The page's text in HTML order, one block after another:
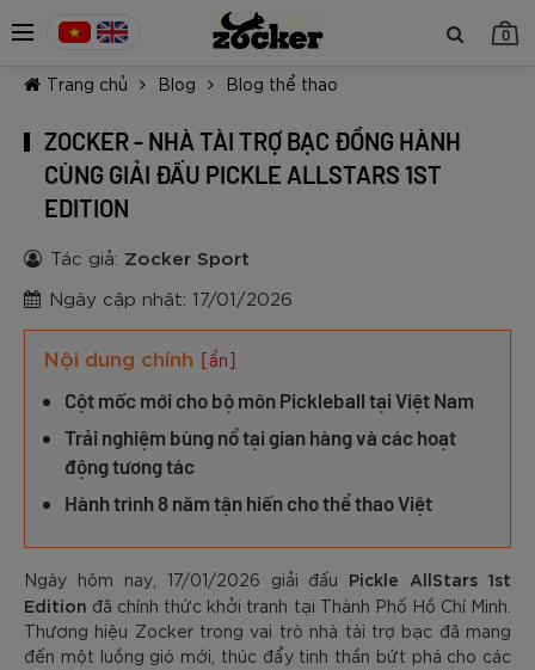
0
TIẾP TỤC MUA HÀNG
Trang chủ Blog Blog thể thao
ZOCKER - NHÀ TÀI TRỢ BẠC ĐỒNG HÀNH
CÙNG GIẢI ĐẤU PICKLE ALLSTARS 1ST
EDITION
Tác giả: Zocker Sport
Ngày cập nhật: 17/01/2026
Nội dung chính [ẩn]
Cột mốc mới cho bộ môn Pickleball tại Việt Nam
Trải nghiệm bùng nổ tại gian hàng và các hoạt
động tương tác
Hành trình 8 năm tận hiến cho thể thao Việt
Ngày hôm nay, 17/01/2026 giải đấu Pickle AllStars 1st
Edition đã chính thức khởi tranh tại Thành Phố Hồ Chí Minh.
Thương hiệu Zocker trong vai trò nhà tài trợ bạc đã mang
đến một luồng gió mới, thúc đẩy tinh thần bứt phá cho các